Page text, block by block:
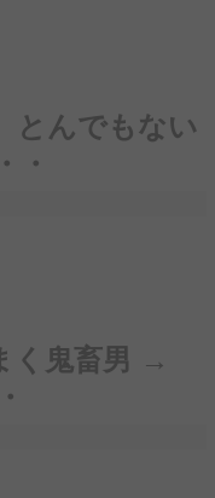
とんでもない
・
く鬼畜男 →